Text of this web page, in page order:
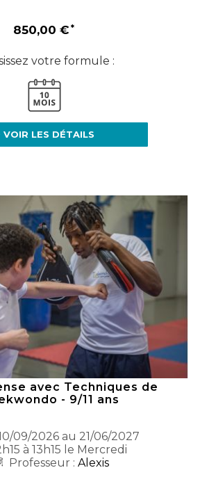
850,00 €
votre formule :
VOIR LES DÉTAILS
avec Techniques de
- 9/11 ans
09/2026 au 21/06/2027
à 13h15 le Mercredi
Professeur : Alexis